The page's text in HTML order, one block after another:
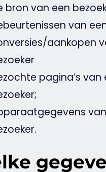
bron van een
van
aankopen
pagina’s van